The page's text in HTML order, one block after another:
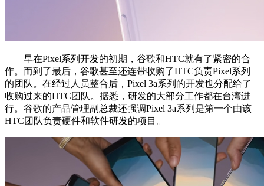
早在Pixel系列开发的初期，谷歌和HTC就有了紧密的合
作。而到了最后，谷歌甚至还连带收购了HTC负责Pixel系列
的团队。在经过人员整合后，Pixel 3a系列的开发也分配给了
收购过来的HTC团队。据悉，研发的大部分工作都在台湾进
行。谷歌的产品管理副总裁还强调Pixel 3a系列是第一个由该
HTC团队负责硬件和软件研发的项目。